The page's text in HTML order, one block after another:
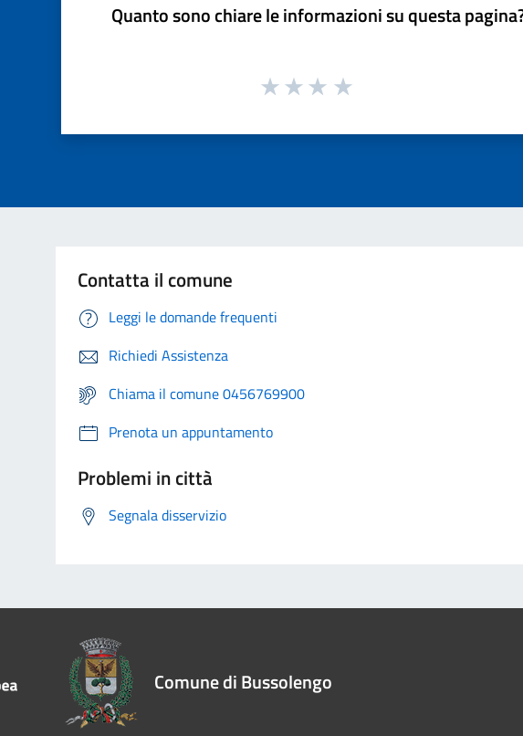
Quanto sono chiare le informazioni su questa
Contatta il comune
Leggi le domande frequenti
Richiedi Assistenza
Chiama il comune 0456769900
Prenota un appuntamento
Problemi in città
Segnala disservizio
Comune di Bussolengo